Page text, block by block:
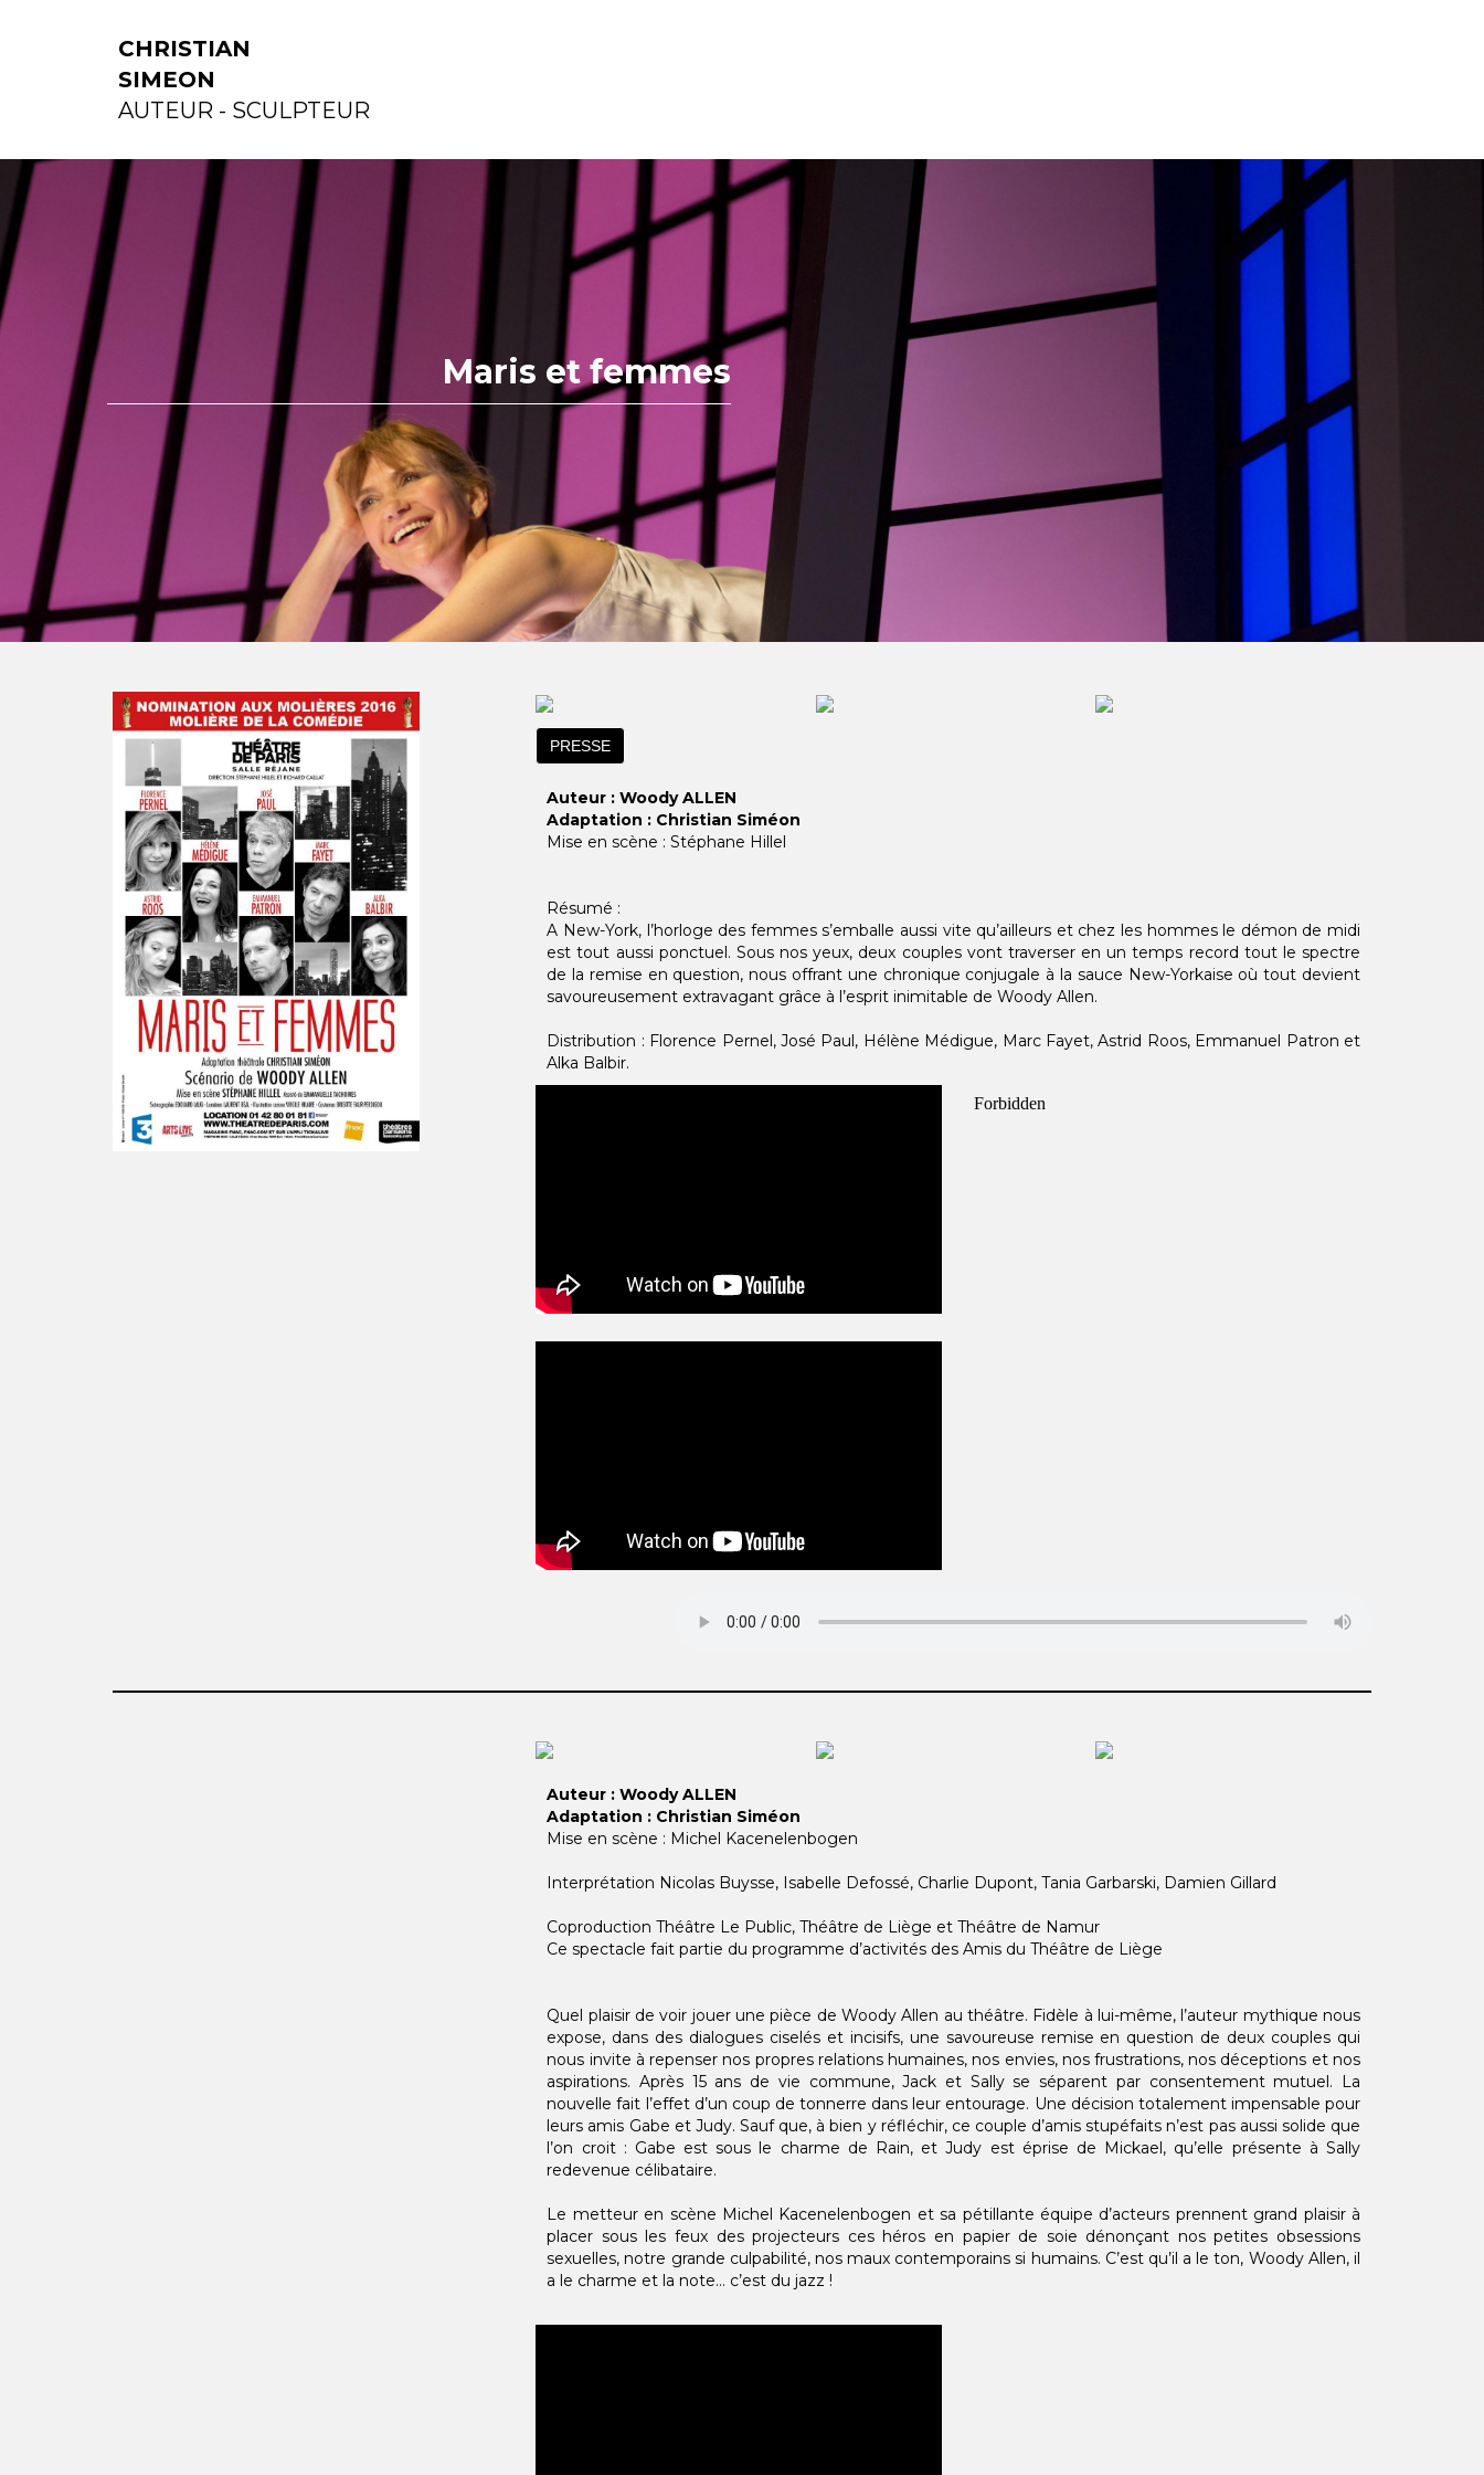
CHRISTIAN
SIMEON
AUTEUR - SCULPTEUR
Maris et femmes
PRESSE
Auteur : Woody ALLEN
Adaptation : Christian Siméon
Mise en scène : Stéphane Hillel
Résumé :
A New-York, l’horloge des femmes s’emballe aussi vite qu’ailleurs et chez les hommes le démon de midi
est tout aussi ponctuel. Sous nos yeux, deux couples vont traverser en un temps record tout le spectre
de la remise en question, nous offrant une chronique conjugale à la sauce New-Yorkaise où tout devient
savoureusement extravagant grâce à l’esprit inimitable de Woody Allen.
Distribution : Florence Pernel, José Paul, Hélène Médigue, Marc Fayet, Astrid Roos, Emmanuel Patron et
Alka Balbir.
Auteur : Woody ALLEN
Adaptation : Christian Siméon
Mise en scène : Michel Kacenelenbogen
Interprétation Nicolas Buysse, Isabelle Defossé, Charlie Dupont, Tania Garbarski, Damien Gillard
Coproduction Théâtre Le Public, Théâtre de Liège et Théâtre de Namur
Ce spectacle fait partie du programme d’activités des Amis du Théâtre de Liège
Quel plaisir de voir jouer une pièce de Woody Allen au théâtre. Fidèle à lui-même, l’auteur mythique nous
expose, dans des dialogues ciselés et incisifs, une savoureuse remise en question de deux couples qui
nous invite à repenser nos propres relations humaines, nos envies, nos frustrations, nos déceptions et nos
aspirations. Après 15 ans de vie commune, Jack et Sally se séparent par consentement mutuel. La
nouvelle fait l’effet d’un coup de tonnerre dans leur entourage. Une décision totalement impensable pour
leurs amis Gabe et Judy. Sauf que, à bien y réfléchir, ce couple d’amis stupéfaits n’est pas aussi solide que
l’on croit : Gabe est sous le charme de Rain, et Judy est éprise de Mickael, qu’elle présente à Sally
redevenue célibataire.
Le metteur en scène Michel Kacenelenbogen et sa pétillante équipe d’acteurs prennent grand plaisir à
placer sous les feux des projecteurs ces héros en papier de soie dénonçant nos petites obsessions
sexuelles, notre grande culpabilité, nos maux contemporains si humains. C’est qu’il a le ton, Woody Allen, il
a le charme et la note… c’est du jazz !